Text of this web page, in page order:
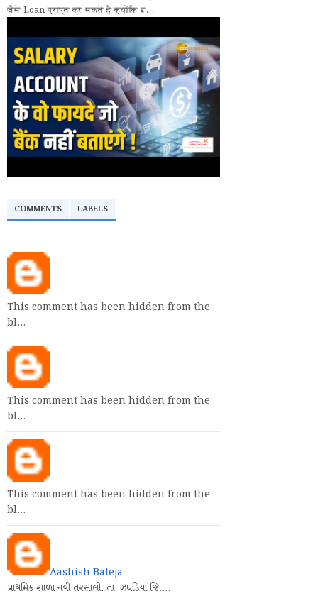
जैसे Loan प्राप्त कर सकते हैं क्योंकि इ...
COMMENTS LABELS
This comment has been hidden from the
bl…
This comment has been hidden from the
bl…
This comment has been hidden from the
bl…
Aashish Baleja
પ્રાથમિક શાળા નવી તરસાલી. તા. ઝઘડિયા જિ.…